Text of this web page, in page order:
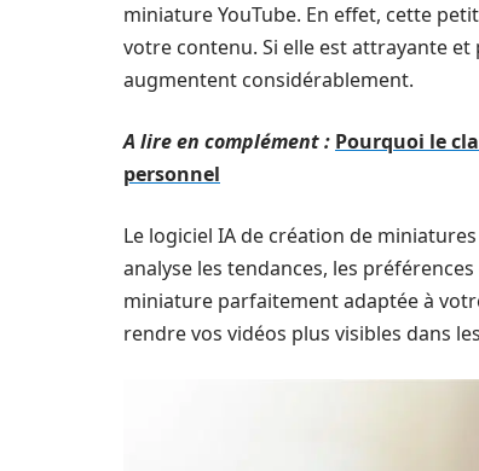
miniature YouTube. En effet, cette
votre contenu. Si elle est attrayante
augmentent considérablement.
A lire en complément : Pourquoi le
personnel
Le logiciel IA de création de
analyse les tendances, les
miniature parfaitement adaptée à
rendre vos vidéos plus visibles dans